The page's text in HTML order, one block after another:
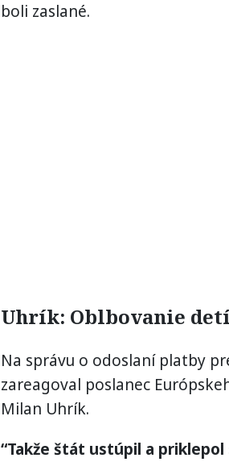
boli zaslané.
Uhrík: Oblbovanie
Na správu o odoslaní platby
zareagoval poslanec
Milan Uhrík.
“Takže štát ustúpil a